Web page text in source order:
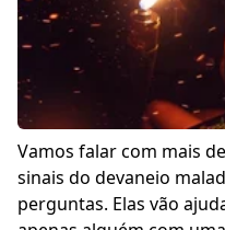
Vamos falar com mais
sinais do devaneio
perguntas. Elas vão